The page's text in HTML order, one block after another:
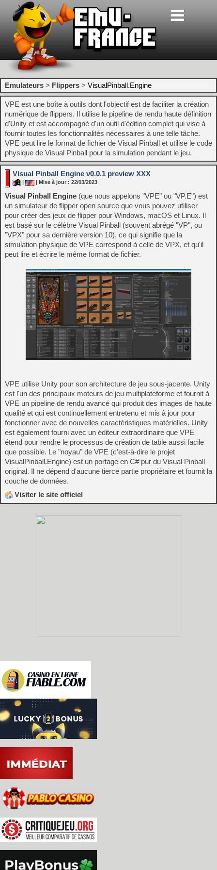
Emulateurs > Flippers > VisualPinball.Engine
VPE est une boîte à outils dont l'objectif est de faciliter la création
numérique de flippers. Il utilise le pipeline de rendu haute définition
d'Unity et est accompagné d'un outil d'édition complet qui vise à
fournir toutes les fonctionnalités nécessaires à une telle tâche.
VPE peut lire le format de fichier de Visual Pinball et utilise le code
physique de Visual Pinball pour la simulation pendant le jeu.
Visual Pinball Engine v0.0.1 preview XXX
| Mise à jour : 22/03/2023
Visual Pinball Engine (que nous appelons "VPE" ou "VP.E") est
un simulateur de flipper open source que vous pouvez utiliser
pour créer des jeux de flipper pour Windows, macOS et Linux. Il
est basé sur le célèbre Visual Pinball (souvent abrégé "VP", ou
"VPX" pour sa dernière version 10), ce qui signifie que la
simulation physique de VPE correspond à celle de VPX, et qu'il
peut lire et écrire le même format de fichier.
VPE utilise Unity pour son architecture de jeu sous-jacente. Unity
est l'un des principaux moteurs de jeu multiplateforme et fournit à
VPE un pipeline de rendu avancé qui produit des images de haute
qualité et qui est continuellement entretenu et mis à jour pour
fonctionner avec de nouvelles caractéristiques matérielles. Unity
est également fourni avec un éditeur extraordinaire que VPE
étend pour rendre le processus de création de table aussi facile
que possible. Le "noyau" de VPE (c'est-à-dire le projet
VisualPinball.Engine) est un portage en C# pur du Visual Pinball
original. Il ne dépend d'aucune tierce partie propriétaire et fournit la
couche de données.
Visiter le site officiel